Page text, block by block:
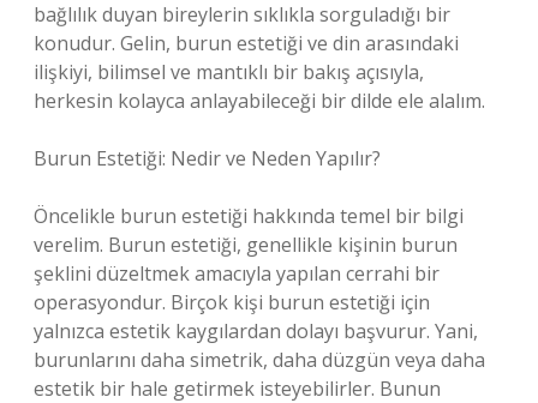
bağlılık duyan bireylerin sıklıkla sorguladığı bir
konudur. Gelin, burun estetiği ve din arasındaki
ilişkiyi, bilimsel ve mantıklı bir bakış açısıyla,
herkesin kolayca anlayabileceği bir dilde ele alalım.
Burun Estetiği: Nedir ve Neden Yapılır?
Öncelikle burun estetiği hakkında temel bir bilgi
verelim. Burun estetiği, genellikle kişinin burun
şeklini düzeltmek amacıyla yapılan cerrahi bir
operasyondur. Birçok kişi burun estetiği için
yalnızca estetik kaygılardan dolayı başvurur. Yani,
burunlarını daha simetrik, daha düzgün veya daha
estetik bir hale getirmek isteyebilirler. Bunun